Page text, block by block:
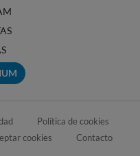
Política de cookies
cookies Contacto